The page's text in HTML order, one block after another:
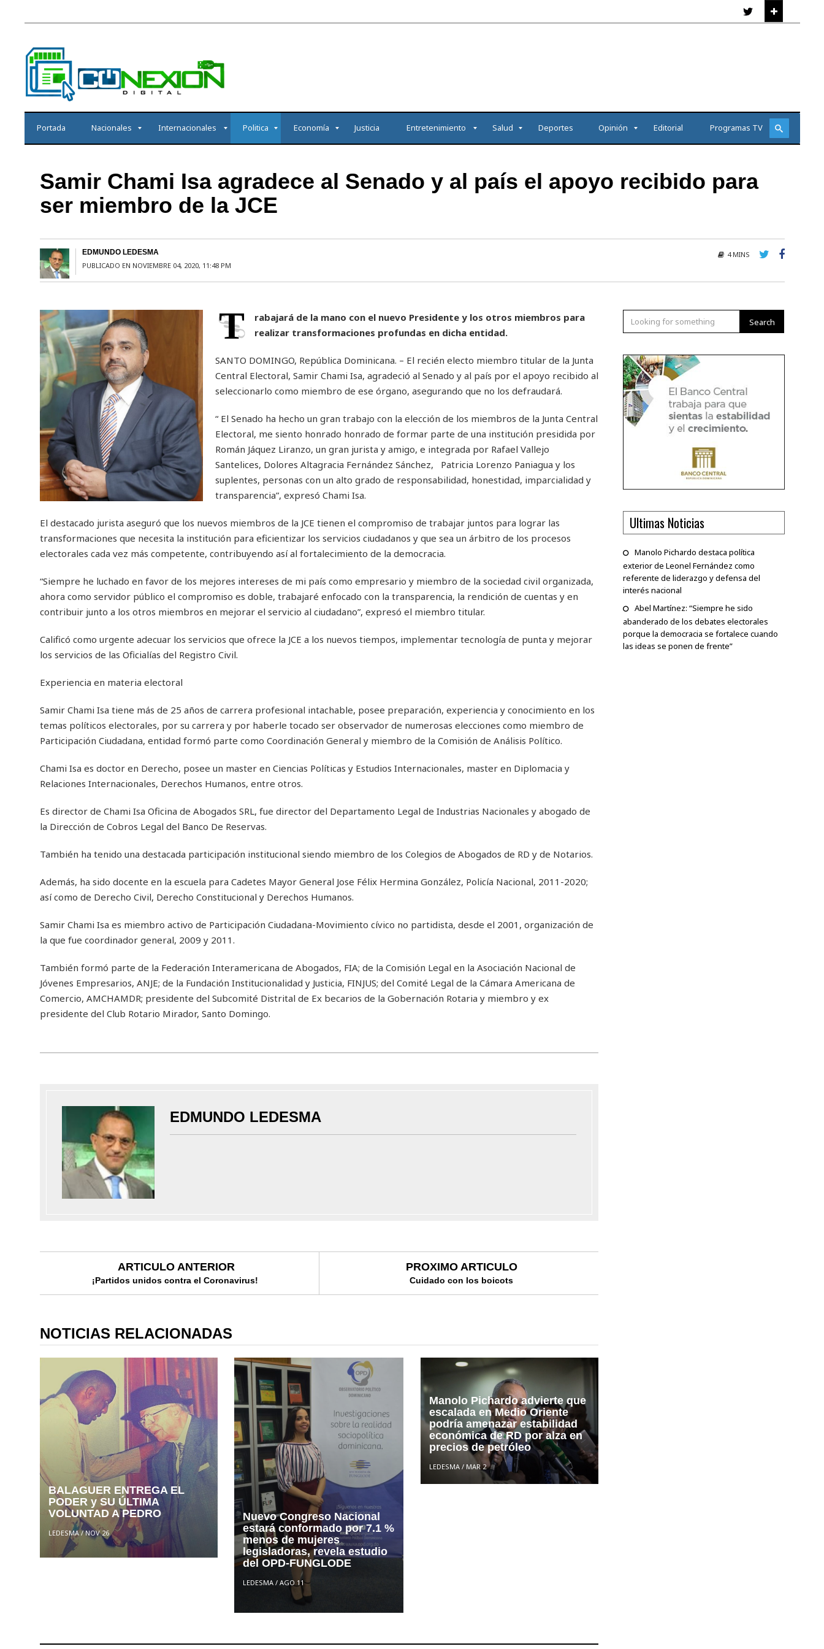
Portada Nacionales Internacionales Politica Economía Justicia Entretenimiento Salud Deportes Opinión Editorial Programas TV
Samir Chami Isa agradece al Senado y al país el apoyo recibido para
ser miembro de la JCE
EDMUNDO LEDESMA
PUBLICADO EN NOVIEMBRE 04, 2020, 11:48 PM
4 MINS
T
rabajará de la mano con el nuevo Presidente y los otros miembros para
realizar transformaciones profundas en dicha entidad.
SANTO DOMINGO, República Dominicana. – El recién electo miembro titular de la Junta
Central Electoral, Samir Chami Isa, agradeció al Senado y al país por el apoyo recibido al
seleccionarlo como miembro de ese órgano, asegurando que no los defraudará.
“ El Senado ha hecho un gran trabajo con la elección de los miembros de la Junta Central
Electoral, me siento honrado honrado de formar parte de una institución presidida por
Román Jáquez Liranzo, un gran jurista y amigo, e integrada por Rafael Vallejo
Santelices, Dolores Altagracia Fernández Sánchez, Patricia Lorenzo Paniagua y los
suplentes, personas con un alto grado de responsabilidad, honestidad, imparcialidad y
transparencia”, expresó Chami Isa.
El destacado jurista aseguró que los nuevos miembros de la JCE tienen el compromiso de trabajar juntos para lograr las
transformaciones que necesita la institución para eficientizar los servicios ciudadanos y que sea un árbitro de los procesos
electorales cada vez más competente, contribuyendo así al fortalecimiento de la democracia.
“Siempre he luchado en favor de los mejores intereses de mi país como empresario y miembro de la sociedad civil organizada,
ahora como servidor público el compromiso es doble, trabajaré enfocado con la transparencia, la rendición de cuentas y en
contribuir junto a los otros miembros en mejorar el servicio al ciudadano”, expresó el miembro titular.
Calificó como urgente adecuar los servicios que ofrece la JCE a los nuevos tiempos, implementar tecnología de punta y mejorar
los servicios de las Oficialías del Registro Civil.
Experiencia en materia electoral
Samir Chami Isa tiene más de 25 años de carrera profesional intachable, posee preparación, experiencia y conocimiento en los
temas políticos electorales, por su carrera y por haberle tocado ser observador de numerosas elecciones como miembro de
Participación Ciudadana, entidad formó parte como Coordinación General y miembro de la Comisión de Análisis Político.
Chami Isa es doctor en Derecho, posee un master en Ciencias Políticas y Estudios Internacionales, master en Diplomacia y
Relaciones Internacionales, Derechos Humanos, entre otros.
Es director de Chami Isa Oficina de Abogados SRL, fue director del Departamento Legal de Industrias Nacionales y abogado de
la Dirección de Cobros Legal del Banco De Reservas.
También ha tenido una destacada participación institucional siendo miembro de los Colegios de Abogados de RD y de Notarios.
Además, ha sido docente en la escuela para Cadetes Mayor General Jose Félix Hermina González, Policía Nacional, 2011-2020;
así como de Derecho Civil, Derecho Constitucional y Derechos Humanos.
Samir Chami Isa es miembro activo de Participación Ciudadana-Movimiento cívico no partidista, desde el 2001, organización de
la que fue coordinador general, 2009 y 2011.
También formó parte de la Federación Interamericana de Abogados, FIA; de la Comisión Legal en la Asociación Nacional de
Jóvenes Empresarios, ANJE; de la Fundación Institucionalidad y Justicia, FINJUS; del Comité Legal de la Cámara Americana de
Comercio, AMCHAMDR; presidente del Subcomité Distrital de Ex becarios de la Gobernación Rotaria y miembro y ex
presidente del Club Rotario Mirador, Santo Domingo.
EDMUNDO LEDESMA
ARTICULO ANTERIOR
¡Partidos unidos contra el Coronavirus!
PROXIMO ARTICULO
Cuidado con los boicots
NOTICIAS RELACIONADAS
BALAGUER ENTREGA EL
PODER y SU ÚLTIMA
VOLUNTAD A PEDRO
LEDESMA/NOV 26
Nuevo Congreso Nacional
estará conformado por 7.1 %
menos de mujeres
legisladoras, revela estudio
del OPD-FUNGLODE
LEDESMA/ AGO 11
Manolo Pichardo advierte que
escalada en Medio Oriente
podría amenazar estabilidad
económica de RD por alza en
precios de petróleo
LEDESMA / MAR 2
Search
Ultimas Noticias
Manolo Pichardo destaca política
exterior de Leonel Fernández como
referente de liderazgo y defensa del
interés nacional
Abel Martínez: “Siempre he sido
abanderado de los debates electorales
porque la democracia se fortalece cuando
las ideas se ponen de frente”